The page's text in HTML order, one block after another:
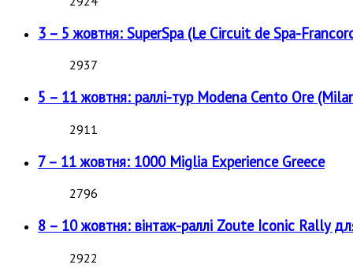
3 – 5 жовтня: SuperSpa (Le Circuit de Spa-
2937
5 – 11 жовтня: раллі-тур Modena Cento Ore
2911
7 – 11 жовтня: 1000 Miglia Experience Greece
2796
8 – 10 жовтня: вінтаж-раллі Zoute Iconic Rally
2922